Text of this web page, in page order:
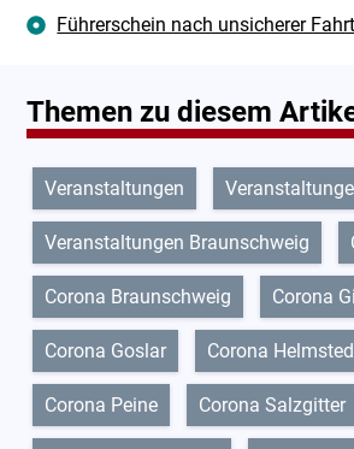
Führerschein nach unsicherer
Themen zu diesem
Veranstaltungen
Veranstaltungen Braunschweig
Corona Braunschweig Corona
Corona Goslar Corona
Corona Peine Corona Salzgitter